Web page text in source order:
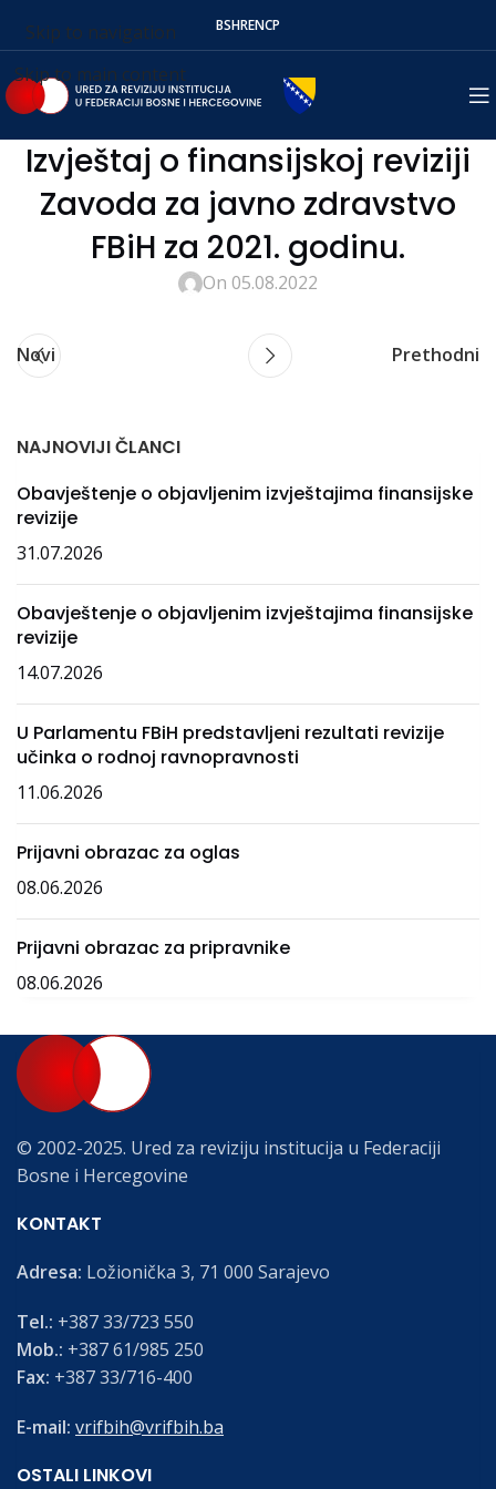
Skip to navigation
Skip to main content
BSHRENСР
Izvještaj o finansijskoj reviziji
Zavoda za javno zdravstvo
FBiH za 2021. godinu.
On 05.08.2022
Novi Prethodni
NAJNOVIJI ČLANCI
Obavještenje o objavljenim izvještajima finansijske
revizije
31.07.2026
Obavještenje o objavljenim izvještajima finansijske
revizije
14.07.2026
U Parlamentu FBiH predstavljeni rezultati revizije
učinka o rodnoj ravnopravnosti
11.06.2026
Prijavni obrazac za oglas
08.06.2026
Prijavni obrazac za pripravnike
08.06.2026
© 2002-2025. Ured za reviziju institucija u Federaciji
Bosne i Hercegovine
KONTAKT
Adresa: Ložionička 3, 71 000 Sarajevo
Tel.: +387 33/723 550
Mob.: +387 61/985 250
Fax: +387 33/716-400
E-mail: vrifbih@vrifbih.ba
OSTALI LINKOVI